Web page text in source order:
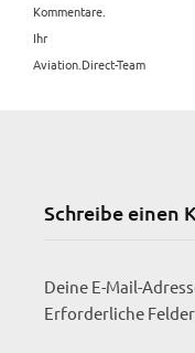
Kommentare.
Ihr
Aviation.Direct-Team
Schreibe einen
Deine E-Mail-
Erforderliche